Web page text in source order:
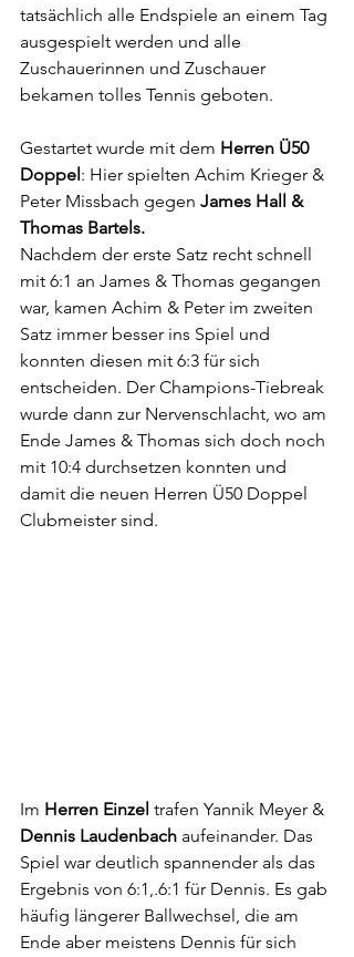
tatsächlich alle Endspiele an einem Tag
ausgespielt werden und alle
Zuschauerinnen und Zuschauer
bekamen tolles Tennis geboten.
Gestartet wurde mit dem Herren Ü50
Doppel: Hier spielten Achim Krieger &
Peter Missbach gegen James Hall &
Thomas Bartels.
Nachdem der erste Satz recht schnell
mit 6:1 an James & Thomas gegangen
war, kamen Achim & Peter im zweiten
Satz immer besser ins Spiel und
konnten diesen mit 6:3 für sich
entscheiden. Der Champions-Tiebreak
wurde dann zur Nervenschlacht, wo am
Ende James & Thomas sich doch noch
mit 10:4 durchsetzen konnten und
damit die neuen Herren Ü50 Doppel
Clubmeister sind.
Im Herren Einzel trafen Yannik Meyer &
Dennis Laudenbach aufeinander. Das
Spiel war deutlich spannender als das
Ergebnis von 6:1,.6:1 für Dennis. Es gab
häufig längerer Ballwechsel, die am
Ende aber meistens Dennis für sich